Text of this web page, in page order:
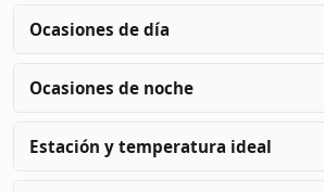
Ocasiones de día
Ocasiones de noche
Estación y temperatura ideal